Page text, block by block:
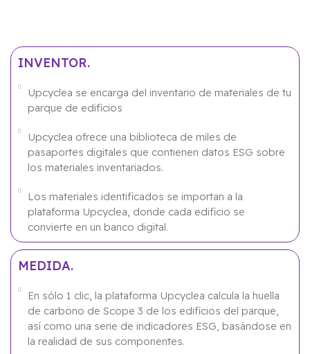
INVENTOR.
Upcyclea se encarga del inventario de materiales de tu
parque de edificios
Upcyclea ofrece una biblioteca de miles de
pasaportes digitales que contienen datos ESG sobre
los materiales inventariados.
Los materiales identificados se importan a la
plataforma Upcyclea, donde cada edificio se
convierte en un banco digital.
MEDIDA.
En sólo 1 clic, la plataforma Upcyclea calcula la huella
de carbono de Scope 3 de los edificios del parque,
así como una serie de indicadores ESG, basándose en
la realidad de sus componentes.